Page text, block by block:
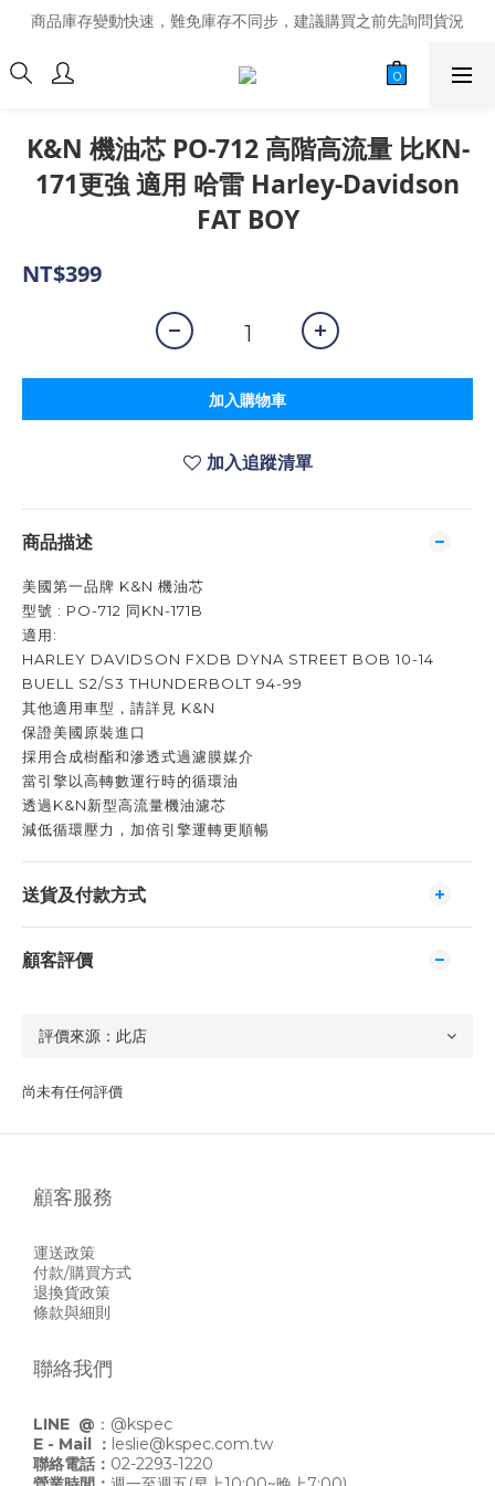
商品庫存變動快速，難免庫存不同步，建議購買之前先詢問貨況
商品庫存變動快速，難免庫存不同步，建議購買之前先詢問貨況
經營超過20年的改裝老字號，安全有保障
K&N 機油芯 PO-712 高階高流量 比KN-
171更強 適用 哈雷 Harley-Davidson
FAT BOY
NT$399
加入購物車
加入追蹤清單
商品描述
美國第一品牌 K&N 機油芯
型號 : PO-712 同KN-171B
適用:
HARLEY DAVIDSON FXDB DYNA STREET BOB 10-14
BUELL S2/S3 THUNDERBOLT 94-99
其他適用車型，請詳見 K&N
保證美國原裝進口
採用合成樹酯和滲透式過濾膜媒介
當引擎以高轉數運行時的循環油
透過K&N新型高流量機油濾芯
減低循環壓力，加倍引擎運轉更順暢
送貨及付款方式
顧客評價
尚未有任何評價
顧客服務
運送政策
付款/購買方式
退換貨政策
條款與細則
聯絡我們
LINE @ ： @kspec
E - Mail ： leslie@kspec.com.tw
聯絡電話： 02-2293-1220